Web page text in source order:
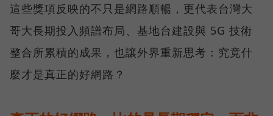
這些獎項反映的不只是網路順暢，更代表台灣大
哥大長期投入頻譜布局、基地台建設與 5G 技術
整合所累積的成果，也讓外界重新思考：究竟什
麼才是真正的好網路？